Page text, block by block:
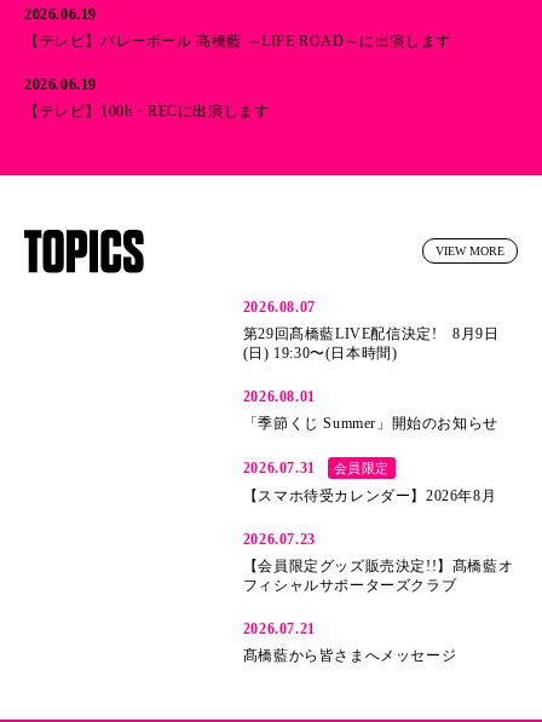
2026.06.19
【テレビ】バレーボール 髙橋藍 ～LIFE ROAD～に出演します
2026.06.19
【テレビ】100h・RECに出演します
VIEW MORE
2026.08.07
第29回髙橋藍LIVE配信決定! 8月9日
(日) 19:30〜(日本時間)
2026.08.01
「季節くじ Summer」開始のお知らせ
2026.07.31 会員限定
【スマホ待受カレンダー】2026年8月
2026.07.23
【会員限定グッズ販売決定!!】髙橋藍オ
フィシャルサポーターズクラブ
2026.07.21
髙橋藍から皆さまへメッセージ